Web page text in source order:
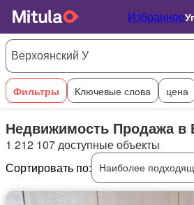
Избранное
Фильтры Ключевые слова цена
Недвижимость Продажа в
1 212 107 доступные объекты
Сортировать по:
Наиболее